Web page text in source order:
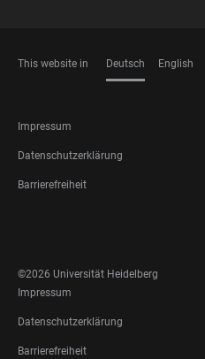
This website in Deutsch English
FOOTER
LEGAL
Impressum
Datenschutzerklärung
Barrierefreiheit
MEDIA
©2026 Universität Heidelberg
FOOTER
LEGAL
Impressum
Datenschutzerklärung
Barrierefreiheit